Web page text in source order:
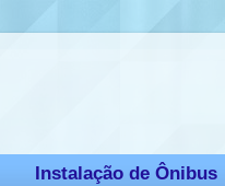
Instalação de Ônibus